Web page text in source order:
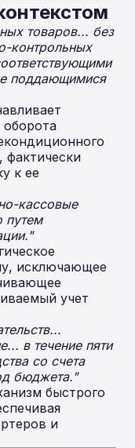
товаров... без
контрольных
поддающимися
фактически
к ее
кассовые
путем
исключающее
учет
в течение пяти
со счета
бюджета."
быстрого
и